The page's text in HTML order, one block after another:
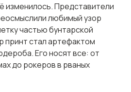
изменилось. Представители
любимый узор
частью бунтарской
принт стал артефактом
Его носят все: от
до рокеров в рваных